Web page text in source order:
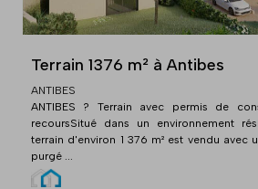
Terrain 1376 m² à Antibes
ANTIBES
ANTIBES ? Terrain avec permis de
recoursSitué dans un environnement
terrain d'environ 1 376 m² est vendu avec
purgé ...